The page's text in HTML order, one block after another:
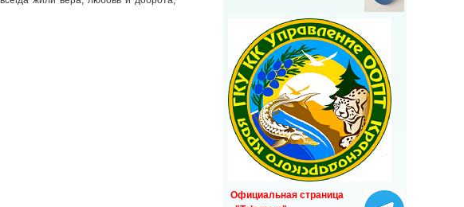
Официальная страница